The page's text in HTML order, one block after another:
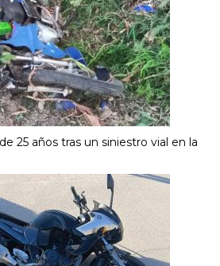
25 años tras un siniestro vial en la